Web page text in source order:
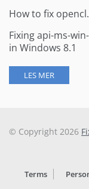
How to fix
Fixing api-ms-
in Windows 8.1
LES MER
© Copyright 2026
Terms